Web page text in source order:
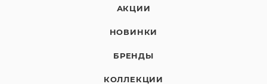
АКЦИИ
НОВИНКИ
БРЕНДЫ
КОЛЛЕКЦИИ